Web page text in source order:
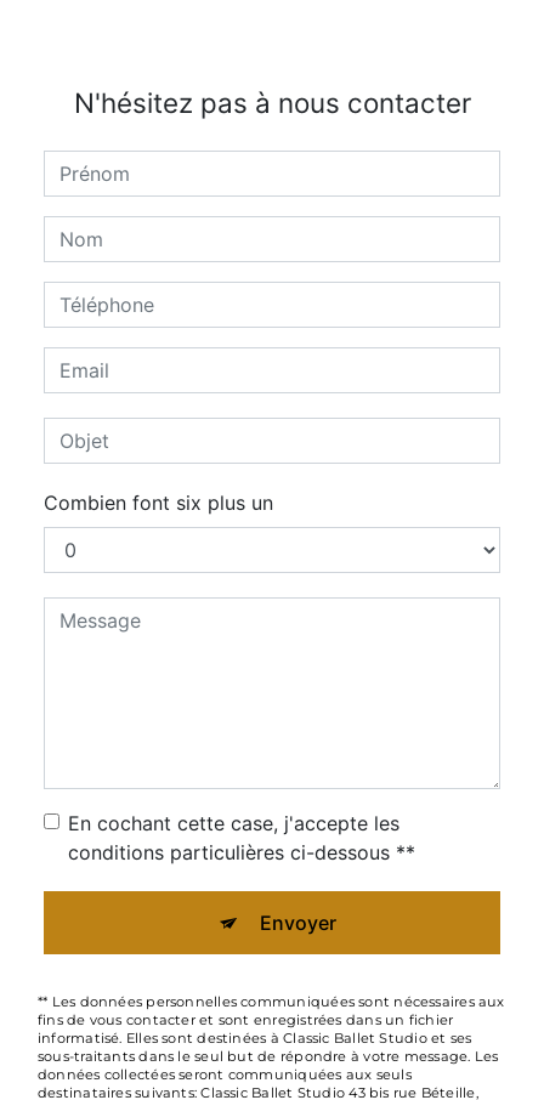
N'hésitez pas à nous contacter
Combien font six plus un
En cochant cette case, j'accepte les
conditions particulières ci-dessous **
Envoyer
** Les données personnelles communiquées sont nécessaires aux
fins de vous contacter et sont enregistrées dans un fichier
informatisé. Elles sont destinées à Classic Ballet Studio et ses
sous-traitants dans le seul but de répondre à votre message. Les
données collectées seront communiquées aux seuls
destinataires suivants: Classic Ballet Studio 43 bis rue Béteille,